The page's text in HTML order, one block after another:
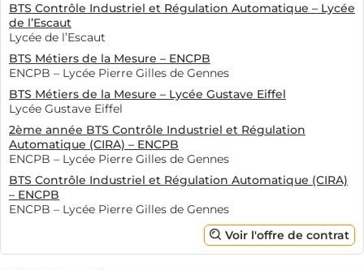
entreprises innovantes y développent des solutions
variées, ce qui crée une demande soutenue pour des
profils qualifiés. Le secteur industriel, avec l’essor de la
transition écologique, cherche également à intégrer
des jeunes talents formés aux enjeux actuels.
En parallèle, le domaine du commerce et des services
est en pleine expansion. Les entreprises recherchent
des jeunes capable de répondre aux nouvelles attentes
des consommateurs et de s'adapter rapidement aux
changements du marché. La santé constitue un autre
secteur en forte demande d'apprentis, notamment en
sciences et technologies de la santé.
BTS Contrôle Industriel et Régulation Automatique – Lycée
de l’Escaut
Lycée de l’Escaut
BTS Métiers de la Mesure – ENCPB
ENCPB – Lycée Pierre Gilles de Gennes
BTS Métiers de la Mesure – Lycée Gustave Eiffel
Lycée Gustave Eiffel
2ème année BTS Contrôle Industriel et Régulation
Automatique (CIRA) – ENCPB
ENCPB – Lycée Pierre Gilles de Gennes
BTS Contrôle Industriel et Régulation Automatique (CIRA)
– ENCPB
ENCPB – Lycée Pierre Gilles de Gennes
Voir l'offre de contrat